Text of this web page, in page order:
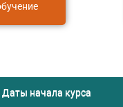
Даты начала курса